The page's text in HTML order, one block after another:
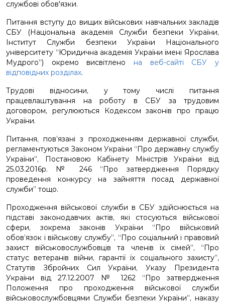
службові обов'язки.
Питання вступу до вищих військових навчальних закладів
СБУ (Національна академія Служби безпеки України,
Інститут Служби безпеки України Національного
університету “Юридична академія України імені Ярослава
Мудрого”) окремо висвітлено на веб-сайті СБУ у
відповідних розділах.
Трудові відносини, у тому числі питання
працевлаштування на роботу в СБУ за трудовим
договором, регулюються Кодексом законів про працю
України.
Питання, пов’язані з проходженням державної служби,
регламентуються Законом України “Про державну службу
України”, Постановою Кабінету Міністрів України від
25.03.2016р. № 246 “Про затвердження Порядку
проведення конкурсу на зайняття посад державної
служби” тощо.
Проходження військової служби в СБУ здійснюється на
підставі законодавчих актів, які стосуються військової
сфери, зокрема законів України “Про військовий
обов’язок і військову службу”, “Про соціальний і правовий
захист військовослужбовців та членів їх сімей”, “Про
статус ветеранів війни, гарантії їх соціального захисту”,
Статутів Збройних Сил України, Указу Президента
України від 27.12.2007 № 1262 “Про затвердження
Положення про проходження військової служби
військовослужбовцями Служби безпеки України”, наказу